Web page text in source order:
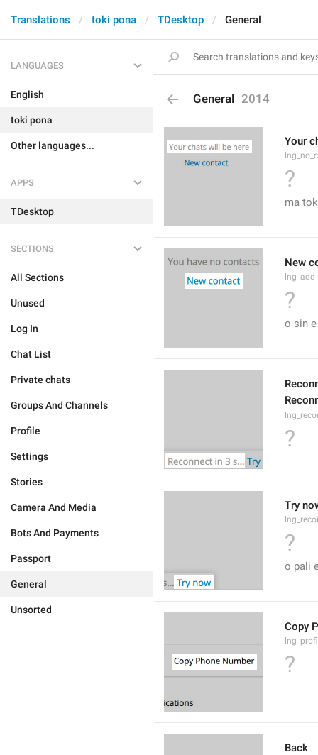
Translations toki pona TDesktop General
LANGUAGES
English
toki pona
Other languages...
APPS
TDesktop
SECTIONS
All Sections
Unused
Log In
Chat List
Private chats
Groups And Channels
Profile
Settings
Stories
Camera And Media
Bots And Payments
Passport
General
Unsorted
General 2014
Your
?
ma
New
?
o sin
?
Try
?
o pali
Copy
?
Back